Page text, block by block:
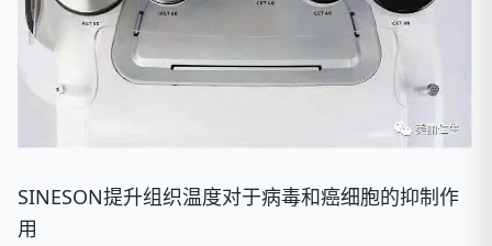
SINESON提升组织温度对于病毒和癌细胞的抑制作
用